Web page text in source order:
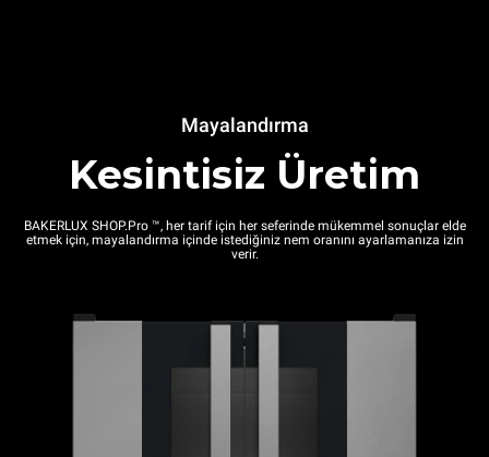
Mayalandırma
Kesintisiz Üretim
BAKERLUX SHOP.Pro ™, her tarif için her seferinde mükemmel sonuçlar elde
etmek için, mayalandırma içinde istediğiniz nem oranını ayarlamanıza izin
verir.